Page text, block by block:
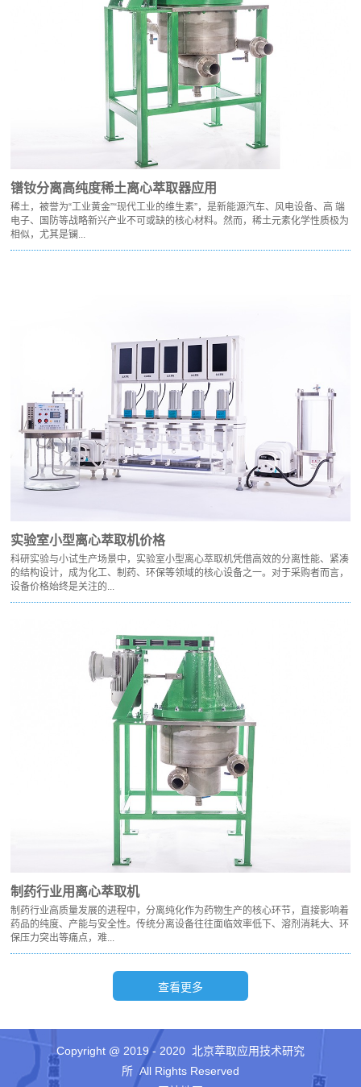
镨钕分离高纯度稀土离心萃取器应用
稀土，被誉为“工业黄金”“现代工业的维生素”，是新能源汽车、风电设备、高 端
电子、国防等战略新兴产业不可或缺的核心材料。然而，稀土元素化学性质极为
相似，尤其是镧...
实验室小型离心萃取机价格
科研实验与小试生产场景中，实验室小型离心萃取机凭借高效的分离性能、紧凑
的结构设计，成为化工、制药、环保等领域的核心设备之一。对于采购者而言，
设备价格始终是关注的...
制药行业用离心萃取机
制药行业高质量发展的进程中，分离纯化作为药物生产的核心环节，直接影响着
药品的纯度、产能与安全性。传统分离设备往往面临效率低下、溶剂消耗大、环
保压力突出等痛点，难...
Copyright @ 2019 - 2020 北京萃取应用技术研究
所 All Rights Reserved